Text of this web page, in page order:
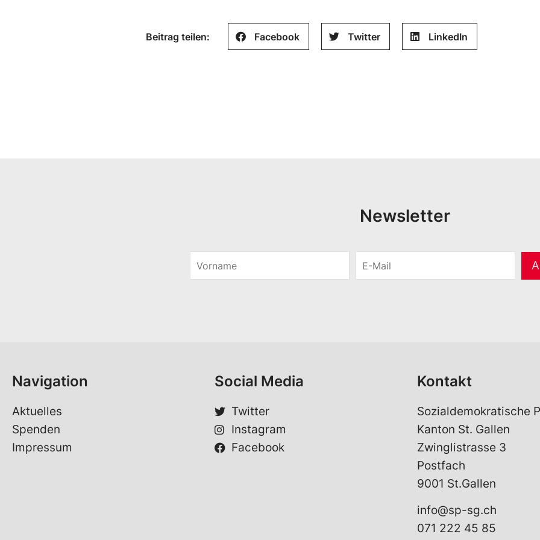
Beitrag teilen: Facebook Twitter LinkedIn
Newsletter
r
M
*
Navigation
Aktuelles
Spenden
Impressum
Social Media
Twitter
Instagram
Facebook
Kontakt
Sozialdemokratische
Kanton St. Gallen
Zwinglistrasse 3
Postfach
9001 St.Gallen
info@sp-sg.ch
071 222 45 85